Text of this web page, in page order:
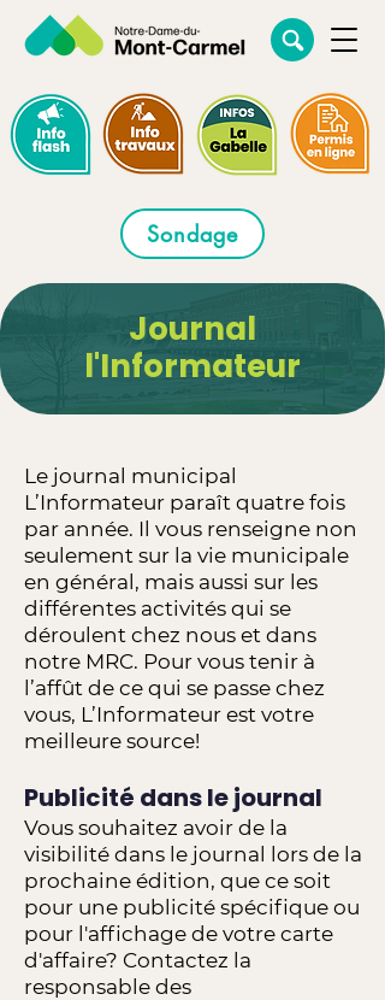
Sondage
Journal
l'Informateur
Le journal municipal
L’Informateur paraît quatre fois
par année. Il vous renseigne non
seulement sur la vie municipale
en général, mais aussi sur les
différentes activités qui se
déroulent chez nous et dans
notre MRC. Pour vous tenir à
l’affût de ce qui se passe chez
vous, L’Informateur est votre
meilleure source!
Publicité dans le journal
Vous souhaitez avoir de la
visibilité dans le journal lors de la
prochaine édition, que ce soit
pour une publicité spécifique ou
pour l'affichage de votre carte
d'affaire? Contactez la
responsable des